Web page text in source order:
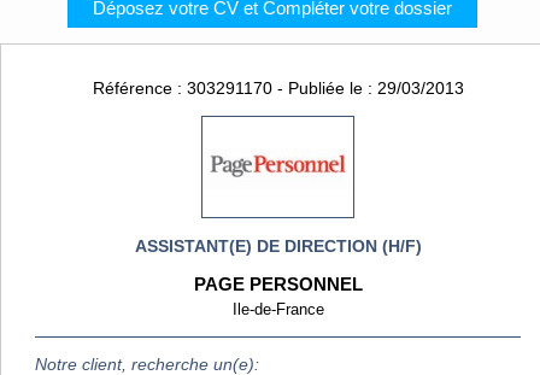
Déposez votre CV et Compléter votre dossier
Référence : 303291170 - Publiée le : 29/03/2013
ASSISTANT(E) DE DIRECTION (H/F)
PAGE PERSONNEL
Ile-de-France
Notre client, recherche un(e):